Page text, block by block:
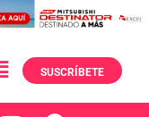
SUSCRÍBETE